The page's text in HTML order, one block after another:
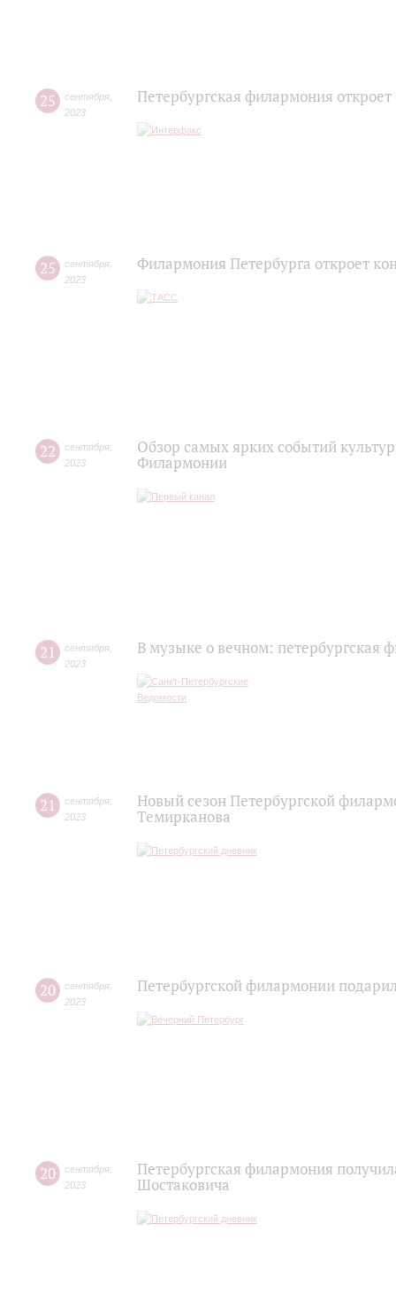
25 сентября
2023
Петербургская филармония
25 сентября
2023
Филармония Петербурга откроет
22 сентября
2023
Обзор самых ярких событий
Филармонии
21 сентября
2023
В музыке о вечном: петербургская
21 сентября
2023
Новый сезон Петербургской
Темирканова
20 сентября
2023
Петербургской филармонии
20 сентября
2023
Петербургская филармония
Шостаковича